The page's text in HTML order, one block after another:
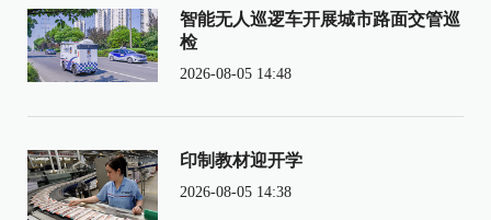
智能无人巡逻车开展城市路面交管巡
检
2026-08-05 14:48
印制教材迎开学
2026-08-05 14:38